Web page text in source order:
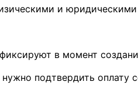
и
в момент
подтвердить оплату